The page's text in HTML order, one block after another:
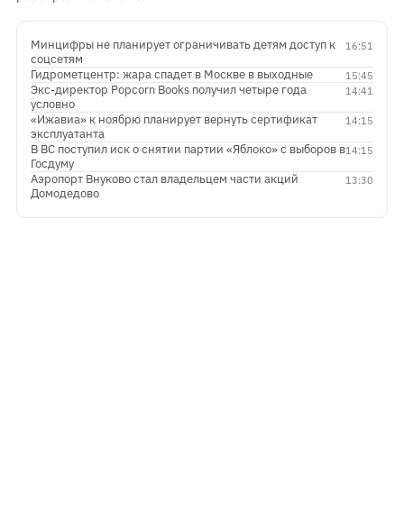
16:51
Минцифры не планирует ограничивать детям доступ к
соцсетям
15:45
Гидрометцентр: жара спадет в Москве в выходные
14:41
Экс-директор Popcorn Books получил четыре года
условно
14:15
«Ижавиа» к ноябрю планирует вернуть сертификат
эксплуатанта
14:15
В ВС поступил иск о снятии партии «Яблоко» с выборов в
Госдуму
13:30
Аэропорт Внуково стал владельцем части акций
Домодедово